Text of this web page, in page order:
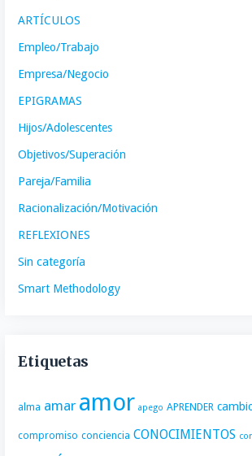
ARTÍCULOS
Empleo/Trabajo
Empresa/Negocio
EPIGRAMAS
Hijos/Adolescentes
Objetivos/Superación
Pareja/Familia
Racionalización/Motivación
REFLEXIONES
Sin categoría
Smart Methodology
Etiquetas
alma amar amor apego APRENDER
compromiso conciencia CONOCIMIENTOS